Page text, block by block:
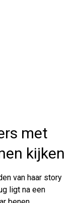
met
kijken
van haar story
ligt na een